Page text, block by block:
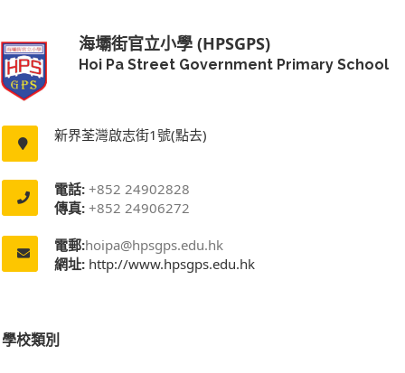
海壩街官立小學 (HPSGPS)
Hoi Pa Street Government Primary School
新界荃灣啟志街1號(點去)
電話: +852 24902828
傳真: +852 24906272
電郵:hoipa@hpsgps.edu.hk
網址: http://www.hpsgps.edu.hk
學校類別